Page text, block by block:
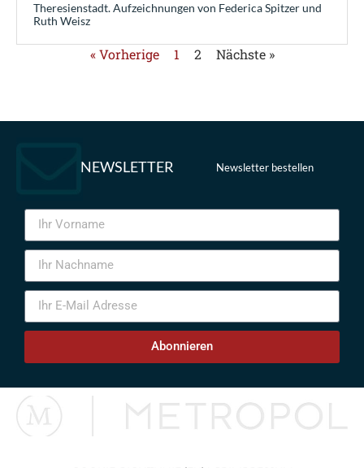
Theresienstadt. Aufzeichnungen von Federica Spitzer und
Ruth Weisz
« Vorherige 1 2 Nächste »
NEWSLETTER Newsletter bestellen
Abonnieren